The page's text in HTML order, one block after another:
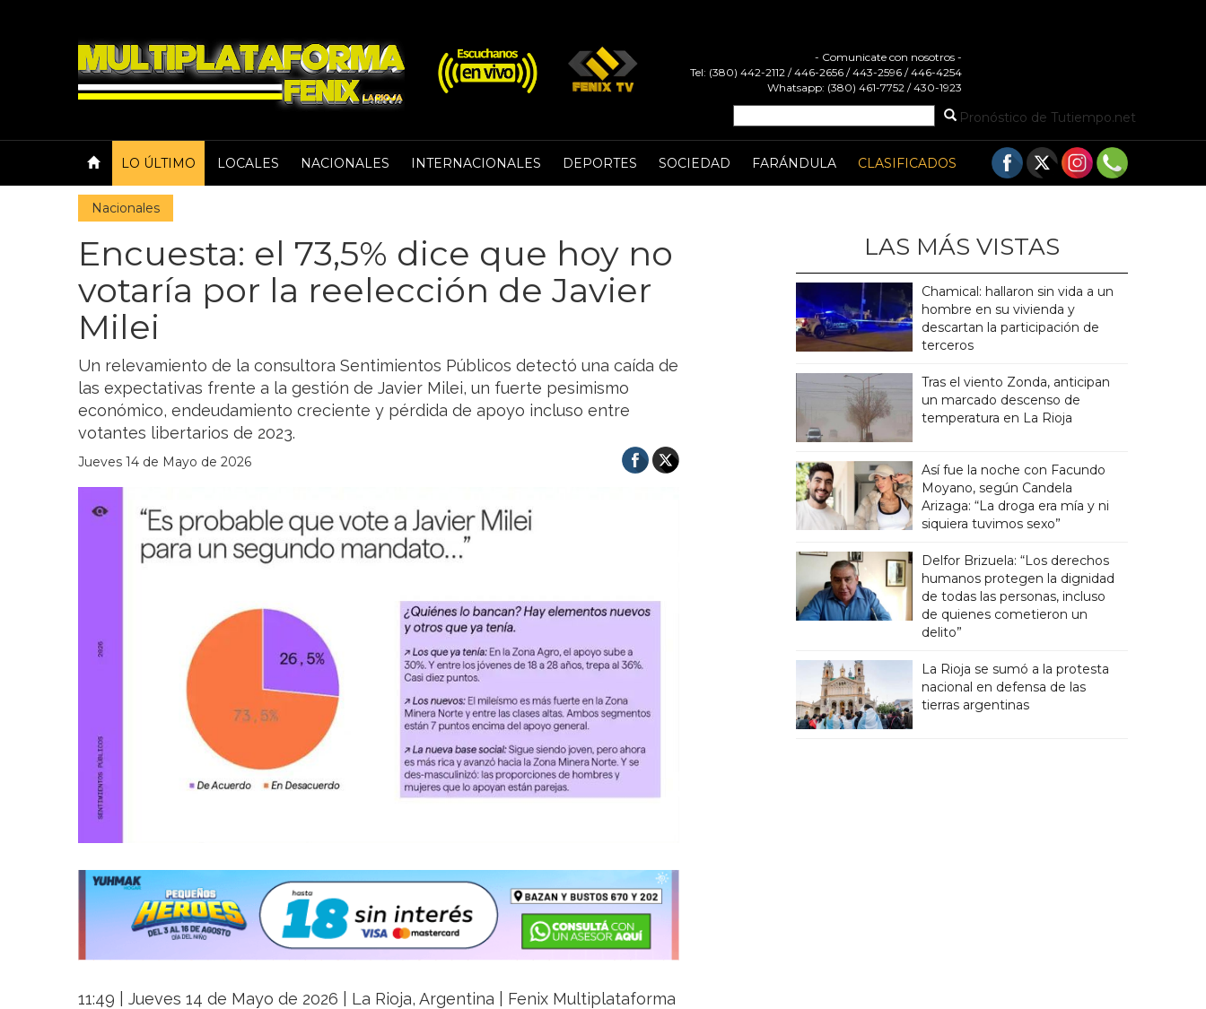
- Comunicate con nosotros -
Tel: (380) 442-2112 / 446-2656 / 443-2596 / 446-4254
Whatsapp: (380) 461-7752 / 430-1923
Pronóstico de Tutiempo.net
LO ÚLTIMO LOCALES NACIONALES INTERNACIONALES DEPORTES SOCIEDAD FARÁNDULA CLASIFICADOS
Nacionales
Encuesta: el 73,5% dice que hoy no
votaría por la reelección de Javier
Milei
Un relevamiento de la consultora Sentimientos Públicos detectó una caída de
las expectativas frente a la gestión de Javier Milei, un fuerte pesimismo
económico, endeudamiento creciente y pérdida de apoyo incluso entre
votantes libertarios de 2023.
Jueves 14 de Mayo de 2026
11:49 | Jueves 14 de Mayo de 2026 | La Rioja, Argentina | Fenix Multiplataforma
LAS MÁS VISTAS
Chamical: hallaron sin vida a un
hombre en su vivienda y
descartan la participación de
terceros
Tras el viento Zonda, anticipan
un marcado descenso de
temperatura en La Rioja
Así fue la noche con Facundo
Moyano, según Candela
Arizaga: “La droga era mía y ni
siquiera tuvimos sexo”
Delfor Brizuela: “Los derechos
humanos protegen la dignidad
de todas las personas, incluso
de quienes cometieron un
delito”
La Rioja se sumó a la protesta
nacional en defensa de las
tierras argentinas